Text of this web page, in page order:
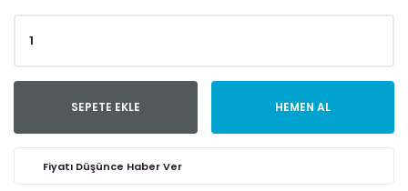
SEPETE EKLE HEMEN AL
Fiyatı Düşünce Haber Ver